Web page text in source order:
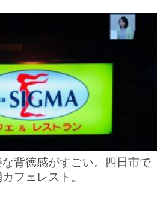
背徳感がすごい。四日市で
フェレスト。